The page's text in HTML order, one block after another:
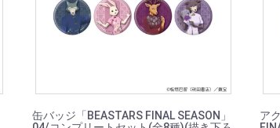
缶バッジ「BEASTARS FINAL SEASON」
ア